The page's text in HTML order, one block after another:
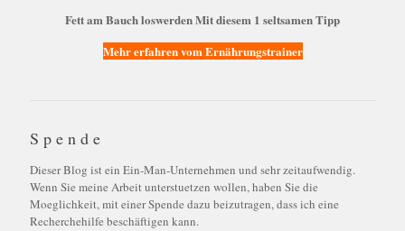
Fett am Bauch loswerden Mit diesem 1 seltsamen Tipp
Mehr erfahren vom Ernährungstrainer
Spende
Dieser Blog ist ein Ein-Man-Unternehmen und sehr zeitaufwendig.
Wenn Sie meine Arbeit unterstuetzen wollen, haben Sie die
Moeglichkeit, mit einer Spende dazu beizutragen, dass ich eine
Recherchehilfe beschäftigen kann.